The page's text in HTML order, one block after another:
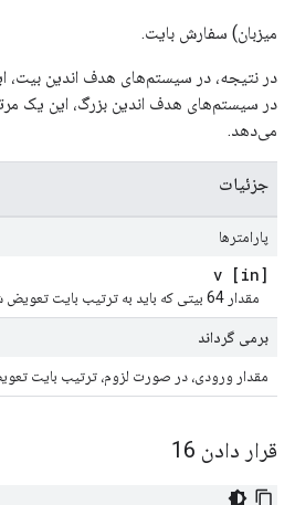
میزبان) سفارش بایت.
در نتیجه، در سیستم‌های هدف اندین بیت،
در سیستم‌های هدف اندین بزرگ، این یک
می‌دهد.
جزئیات
پارامترها
[in] v
مقدار 64 بیتی که باید به ترتیب بایت تعویض شود.
برمی گرداند
مقدار ورودی، در صورت لزوم، ترتیب بایت
قرار دادن 16